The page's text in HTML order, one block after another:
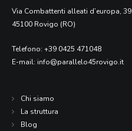
Via Combattenti alleati d’europa, 39
45100 Rovigo (RO)
Telefono: +39 0425 471048
E-mail: info@parallelo45rovigo.it
Chi siamo
La struttura
Blog